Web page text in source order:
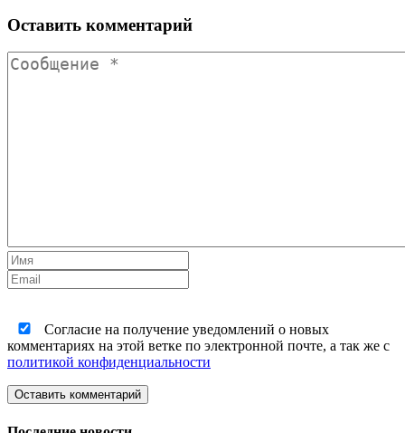
Оставить комментарий
Согласие на получение уведомлений о новых
комментариях на этой ветке по электронной почте, а так же с
политикой конфиденциальности
Оставить комментарий